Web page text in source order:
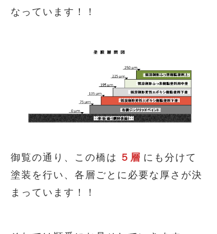
なっています！！
御覧の通り、この橋は ５層 にも分けて
塗装を行い、各層ごとに必要な厚さが決
まっています！！